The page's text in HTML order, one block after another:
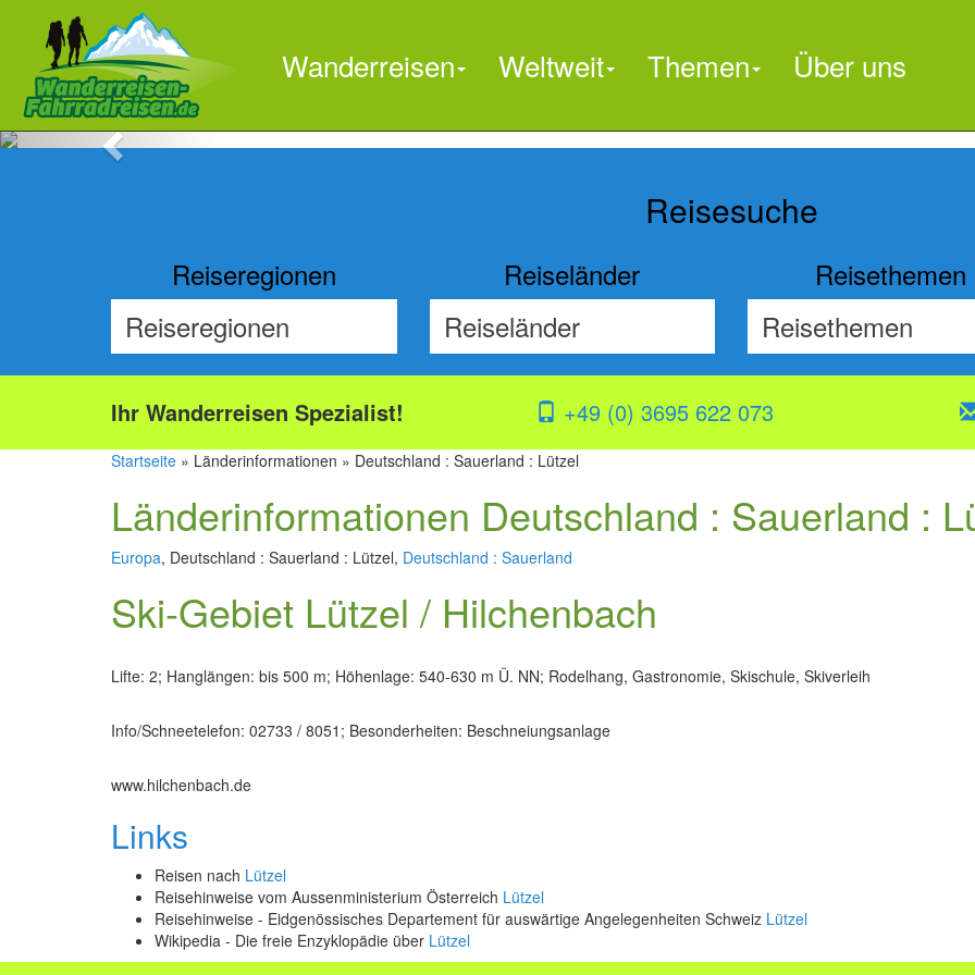

Previous
Wanderreisen Weltweit Themen Über uns
Reisesuche
Reiseregionen Reiseländer Reisethemen
Ihr Wanderreisen Spezialist! +49 (0) 3695 622 073
Startseite » Länderinformationen » Deutschland : Sauerland : Lützel
Länderinformationen Deutschland : Sauerland :
Europa, Deutschland : Sauerland : Lützel, Deutschland : Sauerland
Ski-Gebiet Lützel / Hilchenbach
Lifte: 2; Hanglängen: bis 500 m; Höhenlage: 540-630 m Ü. NN; Rodelhang, Gastronomie, Skischule, Skiverleih
Info/Schneetelefon: 02733 / 8051; Besonderheiten: Beschneiungsanlage
www.hilchenbach.de
Links
Reisen nach Lützel
Reisehinweise vom Aussenministerium Österreich Lützel
Reisehinweise - Eidgenössisches Departement für auswärtige Angelegenheiten Schweiz Lützel
Wikipedia - Die freie Enzyklopädie über Lützel